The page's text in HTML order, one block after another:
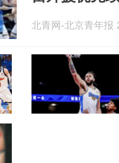
北青网-北京青年报